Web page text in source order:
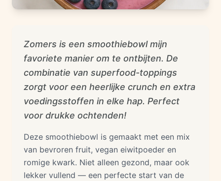
Zomers is een smoothiebowl mijn
favoriete manier om te ontbijten. De
combinatie van superfood-toppings
zorgt voor een heerlijke crunch en extra
voedingsstoffen in elke hap. Perfect
voor drukke ochtenden!
Deze smoothiebowl is gemaakt met een mix
van bevroren fruit, vegan eiwitpoeder en
romige kwark. Niet alleen gezond, maar ook
lekker vullend — een perfecte start van de